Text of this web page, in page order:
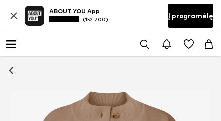
ABOUT YOU App
(152 700) Į programėlę